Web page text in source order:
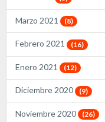
Marzo 2021 (8)
Febrero 2021 (16)
Enero 2021 (12)
Diciembre 2020 (9)
Noviembre 2020 (26)